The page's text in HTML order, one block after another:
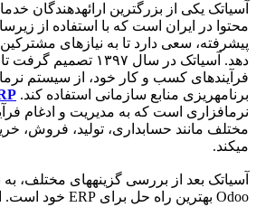
آسیاتک یکی از بزرگترین ارائهدهندگان
محتوا در ایران است که با استفاده از
پیشرفته، سعی دارد تا به نیازهای
دهد. آسیاتک در سال ۱۳۹۷
فرآیندهای کسب و کار خود، از سیستم
برنامهریزی منابع سازمانی استفاده کند.
نرمافزاری است که به مدیریت و ادغام
مختلف مانند حسابداری، تولید، فروش،
میکند.
آسیاتک بعد از بررسی گزینههای مختلف، به